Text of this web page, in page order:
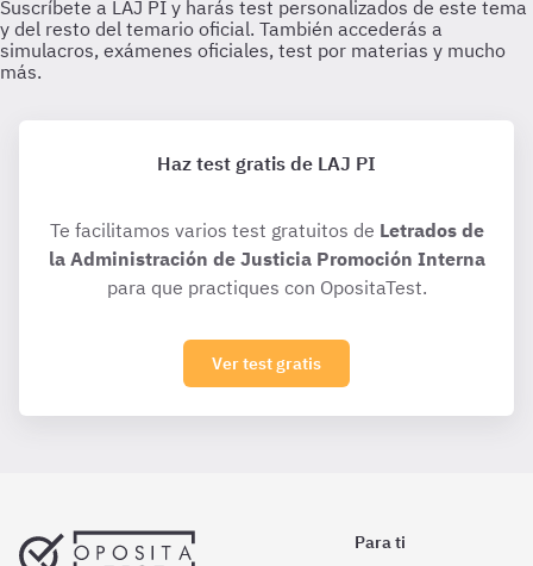
Haz test gratis de LAJ PI
Te facilitamos varios test gratuitos de Letrados de
la Administración de Justicia Promoción Interna
para que practiques con OpositaTest.
Ver test gratis
Para ti